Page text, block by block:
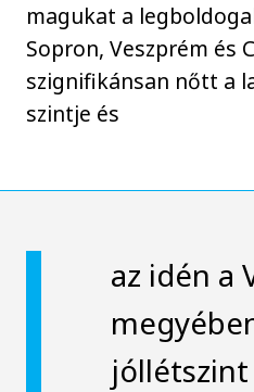
magukat a
Sopron, Veszprém és
szignifikánsan nőtt a
szintje és
az idén a